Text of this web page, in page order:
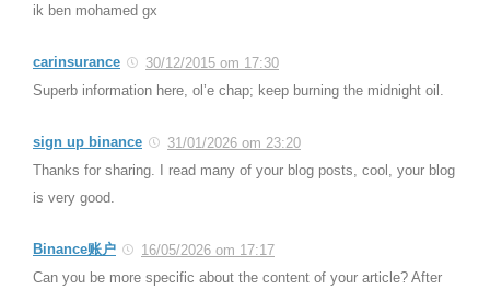
ik ben mohamed gx
carinsurance
30/12/2015 om 17:30
Superb information here, ol’e chap; keep burning the midnight oil.
sign up binance
31/01/2026 om 23:20
Thanks for sharing. I read many of your blog posts, cool, your blog
is very good.
Binance账户
16/05/2026 om 17:17
Can you be more specific about the content of your article? After